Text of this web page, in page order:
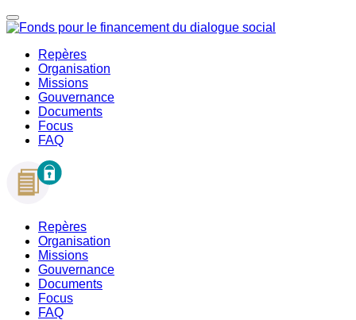
Repères
Organisation
Missions
Gouvernance
Documents
Focus
FAQ
Repères
Organisation
Missions
Gouvernance
Documents
Focus
FAQ